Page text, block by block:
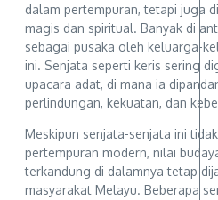
dalam pertempuran, tetapi juga
magis dan spiritual. Banyak di
sebagai pusaka oleh keluarga-
ini. Senjata seperti keris sering
upacara adat, di mana ia
perlindungan, kekuatan, dan
Meskipun senjata-senjata ini
pertempuran modern, nilai
terkandung di dalamnya tetap
masyarakat Melayu. Beberapa